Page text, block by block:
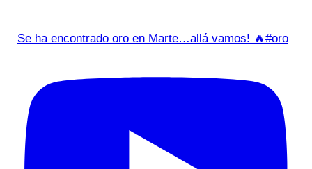
Se ha encontrado oro en Marte…allá vamos! 🔥#oro